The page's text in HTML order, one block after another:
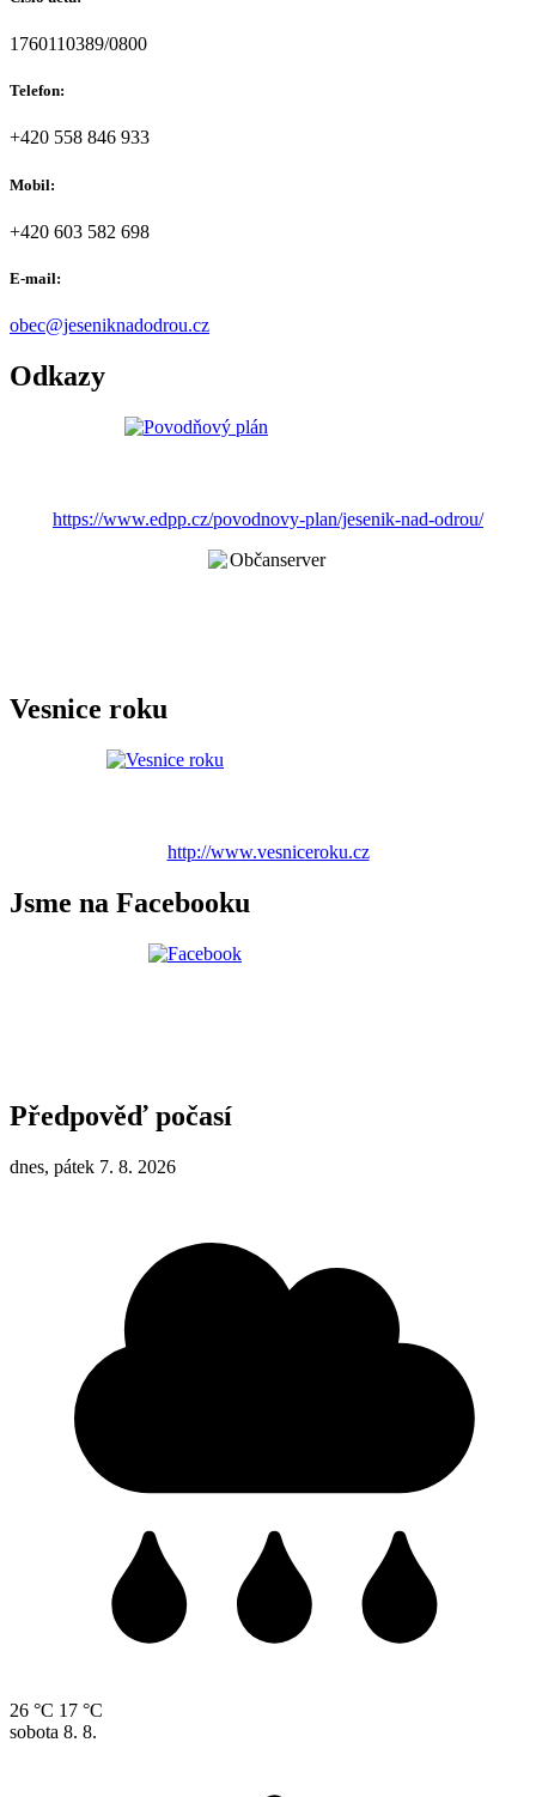
1760110389/0800
Telefon:
+420 558 846 933
Mobil:
+420 603 582 698
E-mail:
obec@jeseniknadodrou.cz
Odkazy
https://www.edpp.cz/povodnovy-plan/jesenik-nad-odrou/
Vesnice roku
http://www.vesniceroku.cz
Jsme na Facebooku
Předpověď počasí
dnes, pátek 7. 8. 2026
26 °C 17 °C
sobota 8. 8.